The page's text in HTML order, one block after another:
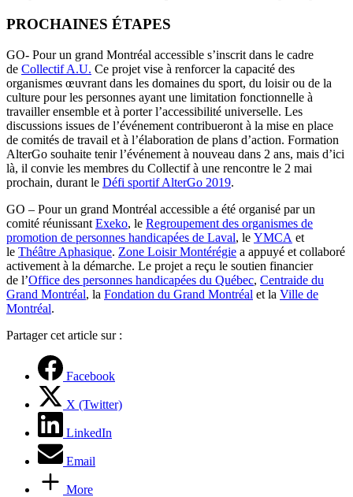
PROCHAINES ÉTAPES
GO- Pour un grand Montréal accessible s’inscrit dans le cadre
de Collectif A.U. Ce projet vise à renforcer la capacité des
organismes œuvrant dans les domaines du sport, du loisir ou de la
culture pour les personnes ayant une limitation fonctionnelle à
travailler ensemble et à porter l’accessibilité universelle. Les
discussions issues de l’événement contribueront à la mise en place
de comités de travail et à l’élaboration de plans d’action. Formation
AlterGo souhaite tenir l’événement à nouveau dans 2 ans, mais d’ici
là, il convie les membres du Collectif à une rencontre le 2 mai
prochain, durant le Défi sportif AlterGo 2019.
GO – Pour un grand Montréal accessible a été organisé par un
comité réunissant Exeko, le Regroupement des organismes de
promotion de personnes handicapées de Laval, le YMCA et
le Théâtre Aphasique. Zone Loisir Montérégie a appuyé et collaboré
activement à la démarche. Le projet a reçu le soutien financier
de l’Office des personnes handicapées du Québec, Centraide du
Grand Montréal, la Fondation du Grand Montréal et la Ville de
Montréal.
Partager cet article sur :
Facebook
X (Twitter)
LinkedIn
Email
More